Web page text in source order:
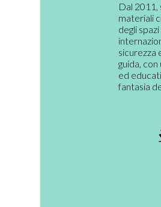
Dal 2011,
materiali
degli
sicurezza
guida,
ed
fantasia